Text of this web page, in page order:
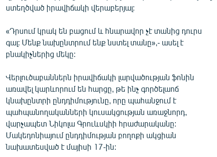
ստեղծված իրավիճակի վերաբերյալ:
«Դրսում կրակ են բացում և հնարավոր չէ տանից դուրս
գալ: Մենք նախընտրում ենք նստել տանը»,- ասել է
բնակիչներից մեկը:
Վերլուծաբաններն իրավիճակի լարվածության ֆոնին
առավել կարևորում են հարցը, թե ինչ գործելաոճ
կնախընտրի ընդդիմությունը, որը պահանջում է
պահպանողականների կուսակցության առաջնորդ,
վարչապետ Նիկոլա Գրուևսկիի հրաժարականը:
Մակեդոնիայում ընդդիմության բողոքի ակցիան
նախատեսված է մայիսի 17-ին: